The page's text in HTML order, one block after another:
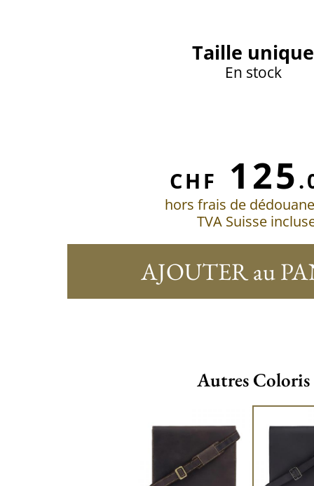
Taille unique
En stock
CHF 125
hors frais de
TVA Suisse
AJOUTER au
Autres Coloris